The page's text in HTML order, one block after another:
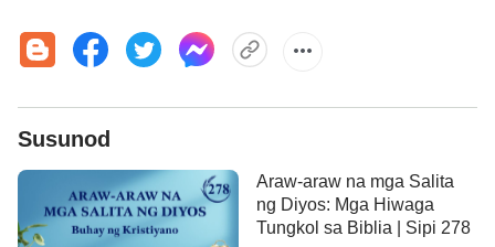
ay dulot mismo ni Satanas, ang kaaway ng Diyos.
Bilang resulta, malalim ang antas ng paghihirap na
mga prinsipyo ng kanyang pang-araw-araw na mga
pagkilos, at ang kanyang mga saloobin sa Diyos—
Susunod
Araw-araw na mga Salita
ng Diyos: Mga Hiwaga
Tungkol sa Biblia | Sipi 278